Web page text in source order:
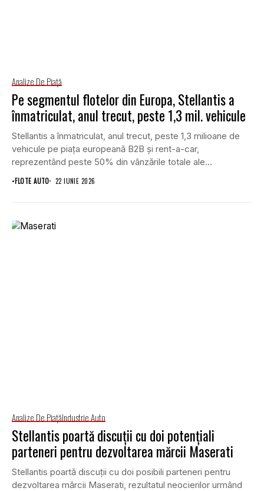
Analize De Piață
Pe segmentul flotelor din Europa, Stellantis a
înmatriculat, anul trecut, peste 1,3 mil. vehicule
Stellantis a înmatriculat, anul trecut, peste 1,3 milioane de
vehicule pe piața europeană B2B și rent-a-car,
reprezentând peste 50% din vânzările totale ale...
•FLOTE AUTO 22 IUNIE 2026
Analize De PiațăIndustrie Auto
Stellantis poartă discuții cu doi potențiali
parteneri pentru dezvoltarea mărcii Maserati
Stellantis poartă discuții cu doi posibili parteneri pentru
dezvoltarea mărcii Maserati, rezultatul neocierilor urmând